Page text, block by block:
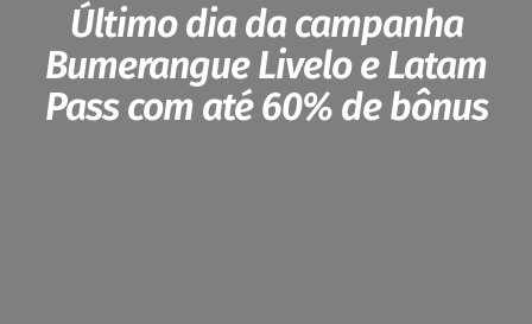
Último dia da campanha
Bumerangue Livelo e Latam
Pass com até 60% de bônus